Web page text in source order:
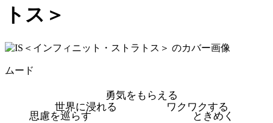
トス＞
ムード
勇気をもらえる
ワクワクする
ときめく
思慮を巡らす
世界に浸れる